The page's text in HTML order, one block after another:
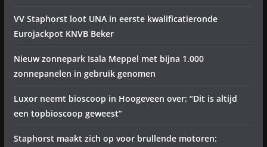
VV Staphorst loot UNA in eerste kwalificatieronde
Eurojackpot KNVB Beker
Nieuw zonnepark Isala Meppel met bijna 1.000
zonnepanelen in gebruik genomen
Luxor neemt bioscoop in Hoogeveen over: “Dit is altijd
een topbioscoop geweest”
Staphorst maakt zich op voor brullende motoren: